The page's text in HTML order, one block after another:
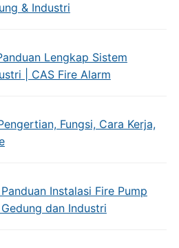
& Industri
Lengkap Sistem
| CAS Fire Alarm
Fungsi, Cara Kerja,
Instalasi Fire Pump
dan Industri